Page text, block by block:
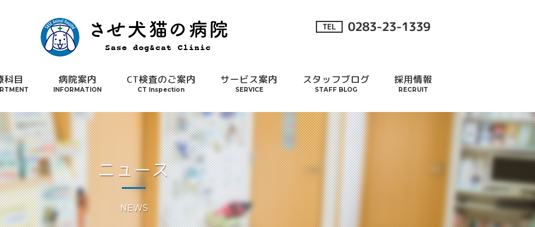
科目 病院案内
INFORMATION
CT検査のご案内
CT Inspection
サービス案内
SERVICE
スタッフブログ
STAFF BLOG
採用情報
RECRUIT
ニュース
NEWS